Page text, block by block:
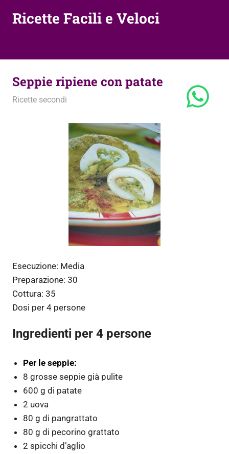
Ricette Facili e Veloci
Seppie ripiene con patate
9 Dicembre 2011
admin
Ricette secondi
Esecuzione: Media
Preparazione: 30
Cottura: 35
Dosi per 4 persone
Ingredienti per 4 persone
Per le seppie:
8 grosse seppie già pulite
600 g di patate
2 uova
80 g di pangrattato
80 g di pecorino grattato
2 spicchi d’aglio